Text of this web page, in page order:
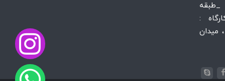
کارگاه :
میدان